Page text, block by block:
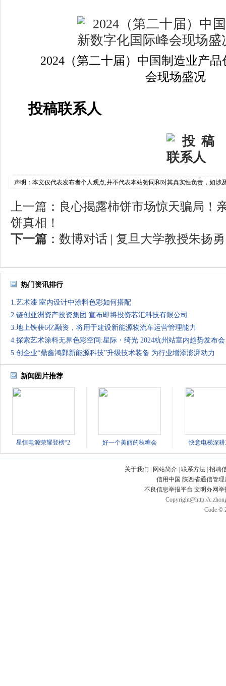
2024（第二十届）中国制造业产
会现场盛况
投稿联系人
声明：本文仅代表发布者个人观点,并不代表本站赞同和对其真实性负责，如涉
上一篇 ： 良心揭露柿饼市场惊天骗局！
饼真相！
下一篇 ： 数博对话 | 复旦大学教授朱扬
热门资讯排行
1.艺术漆∣室内设计中涂料色彩如何搭配
2.链创亚洲资产投资集团 宣布即将投资芯汇科技有限公司
3.地上铁获6亿融资，将用于建设新能源物流车运营管理能力
4.探索艺术涂料无界色彩空间:星际・绮光 2024杭州站室内趋势发布会
5.创企业“鼎鑫鸿鄴新能源科技”升级技术装备 为行业增添澎湃动力
新闻图片推荐
星恒电源荣耀登榜“2 好一个美丽的秋糖会 快意电梯深
关于我们 网站简介 联系方法 招聘
信用中国 陕西省通信管理
不良信息举报平台 文明办网
Copyright@http://
Code ©